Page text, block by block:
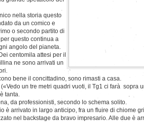
nella storia questo
da un comico e
o secondo partito di
questo continua a
angolo del pianeta.
centomila attesi per il
ne sono arrivati un
bene il concittadino, sono rimasti a casa.
un tre metri quadri vuoti, il Tg1 ci farà sopra
tanta.
da professionisti, secondo lo schema solito.
è arrivato in largo anticipo, fra un fluire di chiome
nel backstage da bravo impresario. Alle due è